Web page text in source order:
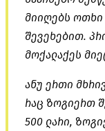
მიიღებს ოთხი
შევეხებით.
მოქალაქეს
ანუ ერთი
რაც ზოგიერთ
500 ლარი,